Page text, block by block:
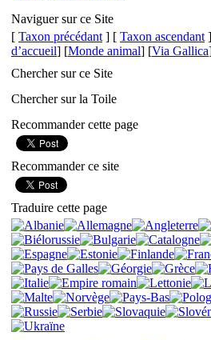
Naviguer sur ce Site
[ Taxon précédant ] [ Taxon ascendant
d’accueil] [Monde animal] [Via Gallica
Chercher sur ce Site
Chercher sur la Toile
Recommander cette page
Recommander ce site
Traduire cette page